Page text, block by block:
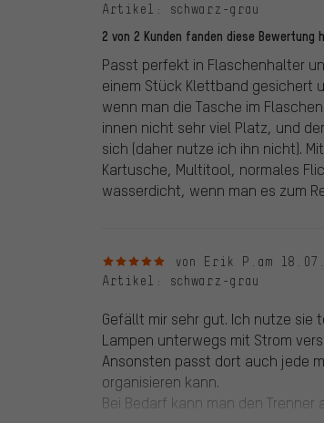
Artikel : schwarz-grau
2 von 2 Kunden fanden diese Bewertung
Passt perfekt in Flaschenhalter
einem Stück Klettband gesichert
wenn man die Tasche im
innen nicht sehr viel Platz, und
sich (daher nutze ich ihn nicht).
Kartusche, Multitool, normales
wasserdicht, wenn man es zum
5 von 5 Sternenvon Erik P. am
Artikel : schwarz-grau
Gefällt mir sehr gut. Ich nutze sie
Lampen unterwegs mit Strom
Ansonsten passt dort auch jede
organisieren kann.
Bei Bedarf kann man den Trenner